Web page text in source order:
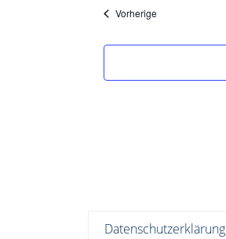
VorherigeVeranstaltungen
Datenschutzerklärung